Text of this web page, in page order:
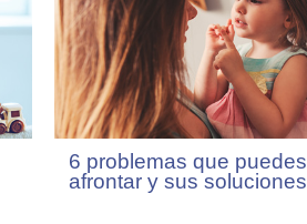
6 problemas que puedes
afrontar y sus soluciones